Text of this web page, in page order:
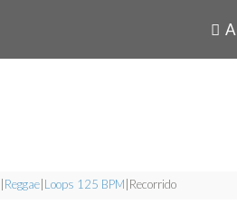
Reggae Loops 125 BPM Recorrido